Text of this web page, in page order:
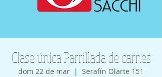
Clase única Parrillada de carnes
dom 22 de mar
  |
Serafín Olarte 151